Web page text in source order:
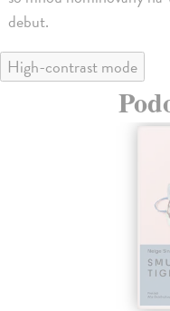
debut.
High-contrast mode